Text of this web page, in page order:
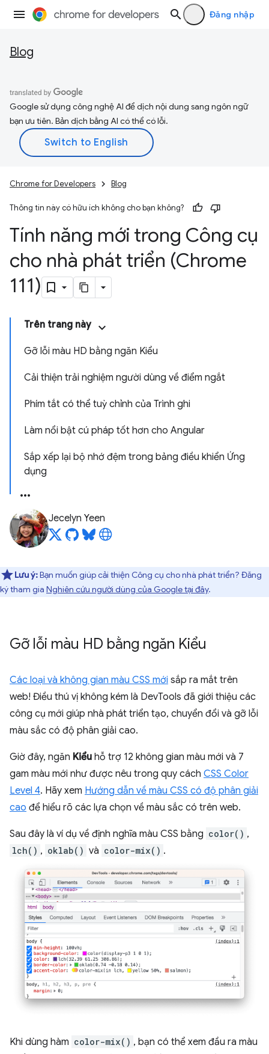
Đăng nhập
Blog
Google sử dụng công nghệ AI để dịch nội dung sang ngôn ngữ
bạn ưu tiên. Bản dịch bằng AI có thể có lỗi.
Chrome for Developers Blog
Thông tin này có hữu ích không cho bạn không?
Tính năng mới trong Công cụ
cho nhà phát triển (Chrome
111)
Trên trang này
Gỡ lỗi màu HD bằng ngăn Kiểu
Cải thiện trải nghiệm người dùng về điểm ngắt
Phím tắt có thể tuỳ chỉnh của Trình ghi
Làm nổi bật cú pháp tốt hơn cho Angular
Sắp xếp lại bộ nhớ đệm trong bảng điều khiển Ứng
dụng
Jecelyn Yeen
Lưu ý:Bạn muốn giúp cải thiện Công cụ cho nhà phát triển? Đăng
ký tham gia Nghiên cứu người dùng của Google tại đây.
Gỡ lỗi màu HD bằng ngăn Kiểu
Các loại và không gian màu CSS mới sắp ra mắt trên
web! Điều thú vị không kém là DevTools đã giới thiệu các
công cụ mới giúp nhà phát triển tạo, chuyển đổi và gỡ lỗi
màu sắc có độ phân giải cao.
Giờ đây, ngăn Kiểu hỗ trợ 12 không gian màu mới và 7
gam màu mới như được nêu trong quy cách CSS Color
Level 4. Hãy xem Hướng dẫn về màu CSS có độ phân giải
cao để hiểu rõ các lựa chọn về màu sắc có trên web.
Sau đây là ví dụ về định nghĩa màu CSS bằng color() ,
lch() , oklab() và color-mix() .
Khi dùng hàm color-mix() , bạn có thể xem đầu ra màu